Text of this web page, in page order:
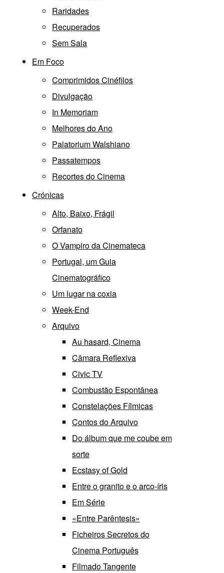
Raridades
Recuperados
Sem Sala
Em Foco
Comprimidos Cinéfilos
Divulgação
In Memoriam
Melhores do Ano
Palatorium Walshiano
Passatempos
Recortes do Cinema
Crónicas
Alto, Baixo, Frágil
Orfanato
O Vampiro da Cinemateca
Portugal, um Guia
Cinematográfico
Um lugar na coxia
Week-End
Arquivo
Au hasard, Cinema
Câmara Reflexiva
Civic TV
Combustão Espontânea
Constelações Fílmicas
Contos do Arquivo
Do álbum que me coube em
sorte
Ecstasy of Gold
Entre o granito e o arco-íris
Em Série
«Entre Parêntesis»
Ficheiros Secretos do
Cinema Português
Filmado Tangente